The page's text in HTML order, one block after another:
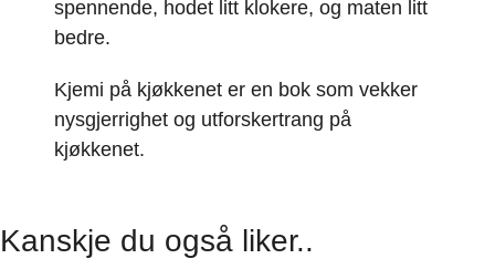
spennende, hodet litt klokere, og maten litt
bedre.
Kjemi på kjøkkenet er en bok som vekker
nysgjerrighet og utforskertrang på
kjøkkenet.
Kanskje du også liker..